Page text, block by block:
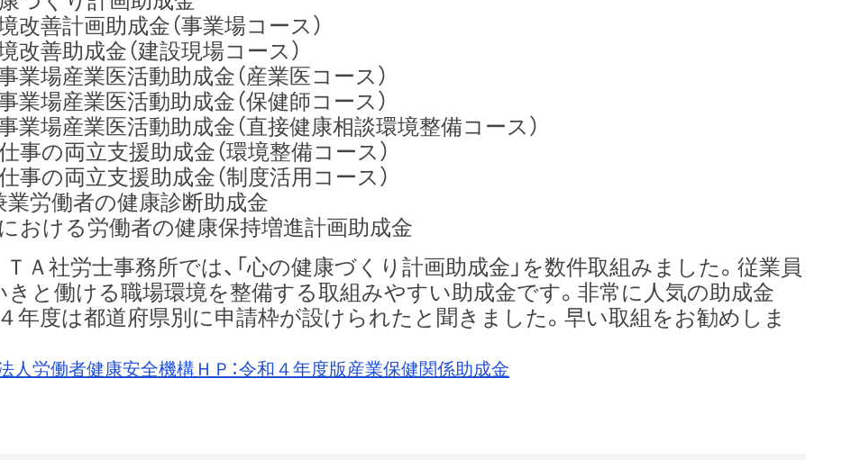
改善計画助成金（事業場コース）
改善助成金（建設現場コース）
業場産業医活動助成金（産業医コース）
業場産業医活動助成金（保健師コース）
業場産業医活動助成金（直接健康相談環境整備コース）
事の両立支援助成金（環境整備コース）
事の両立支援助成金（制度活用コース）
業労働者の健康診断助成金
おける労働者の健康保持増進計画助成金
ＴＡ社労士事務所では、「心の健康づくり計画助成金」を数件取組みました。従業員
きと働ける職場環境を整備する取組みやすい助成金です。非常に人気の助成金
年度は都道府県別に申請枠が設けられたと聞きました。早い取組をお勧めしま
人労働者健康安全機構ＨＰ：令和４年度版産業保健関係助成金